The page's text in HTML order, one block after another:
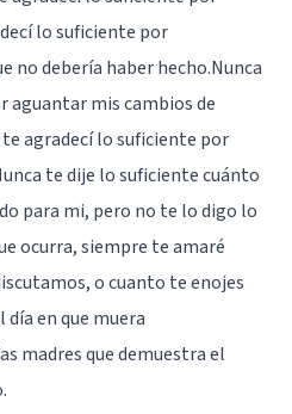
lo suficiente por
no debería haber hecho.Nunca
aguantar mis cambios de
agradecí lo suficiente por
te dije lo suficiente cuánto
para mi, pero no te lo digo lo
ocurra, siempre te amaré
o cuanto te enojes
en que muera
madres que demuestra el